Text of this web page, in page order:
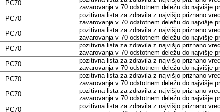
PC70
zavarovanja v 70 odstotnem deležu do najvišje
PC70
pozitivna lista za zdravila z najvišjo priznano
zavarovanja v 70 odstotnem deležu do najvišje
PC70
pozitivna lista za zdravila z najvišjo priznano
zavarovanja v 70 odstotnem deležu do najvišje
PC70
pozitivna lista za zdravila z najvišjo priznano
zavarovanja v 70 odstotnem deležu do najvišje
PC70
pozitivna lista za zdravila z najvišjo priznano
zavarovanja v 70 odstotnem deležu do najvišje
PC70
pozitivna lista za zdravila z najvišjo priznano
zavarovanja v 70 odstotnem deležu do najvišje
PC70
pozitivna lista za zdravila z najvišjo priznano
zavarovanja v 70 odstotnem deležu do najvišje
PC70
pozitivna lista za zdravila z najvišjo priznano